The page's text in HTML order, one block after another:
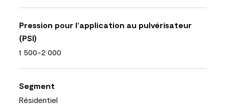
Pression pour l’application au pulvérisateur
(PSI)
1 500-2 000
Segment
Résidentiel